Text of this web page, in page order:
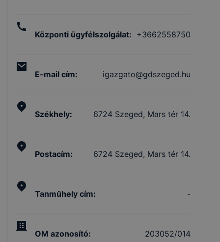
Központi ügyfélszolgálat: +3662558750
E-mail cím: igazgato@gdszeged.hu
Székhely: 6724 Szeged, Mars tér 14.
Postacím: 6724 Szeged, Mars tér 14.
Tanműhely cím: -
OM azonosító: 203052/014